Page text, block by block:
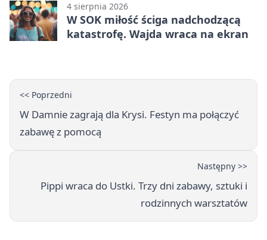
4 sierpnia 2026
W SOK miłość ściga nadchodzącą
katastrofę. Wajda wraca na ekran
<< Poprzedni
W Damnie zagrają dla Krysi. Festyn ma połączyć
zabawę z pomocą
Następny >>
Pippi wraca do Ustki. Trzy dni zabawy, sztuki i
rodzinnych warsztatów